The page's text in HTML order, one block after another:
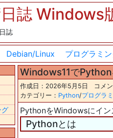
誌 Windows
誌
Debian/Linux プログラミ
グ
Windows11でPython
作成日：2026年5月5日 コメン
カテゴリー： Python/プログラ
PythonをWindowsにイン
Pythonとは